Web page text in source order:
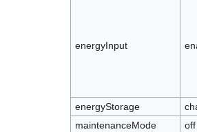
energyInput
energyStorage
maintenanceMode
off